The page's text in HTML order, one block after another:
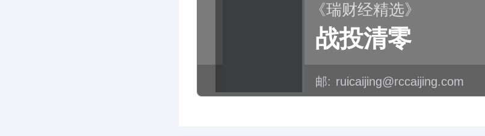
《瑞财经精选》
战投清零
邮: ruicaijing@rccaijing.com